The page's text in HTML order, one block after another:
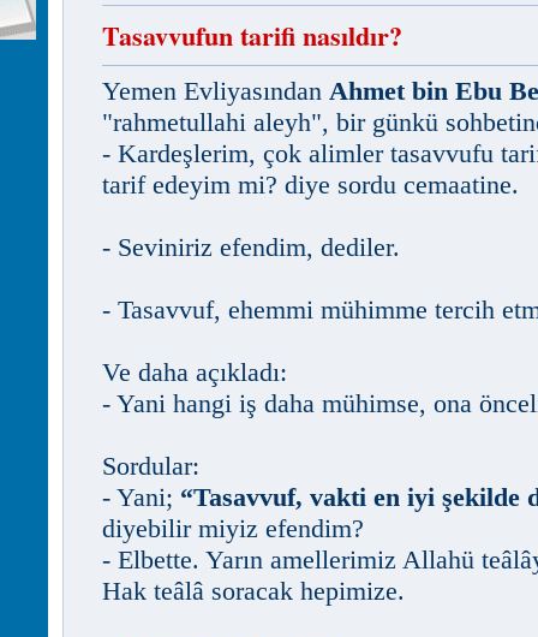
Tasavvufun tarifi nasıldır?
Yemen Evliyasından Ahmet bin Ebu
"rahmetullahi aleyh", bir günkü
- Kardeşlerim, çok alimler tasavvufu
tarif edeyim mi? diye sordu cemaatine.
- Seviniriz efendim, dediler.
- Tasavvuf, ehemmi mühimme tercih
Ve daha açıkladı:
- Yani hangi iş daha mühimse, ona
Sordular:
- Yani; “Tasavvuf, vakti en iyi şekilde
diyebilir miyiz efendim?
- Elbette. Yarın amellerimiz Allahü
Hak teâlâ soracak hepimize.